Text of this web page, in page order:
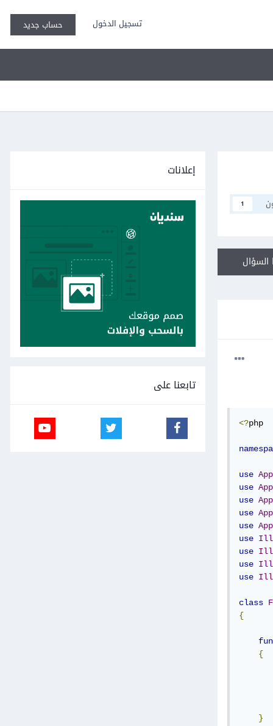
تسجيل الدخول حساب جديد
1
<?php
use App
use App
use App
use App
use App
use
use
use
use
class
{
{
}
إعلانات
تابعنا على